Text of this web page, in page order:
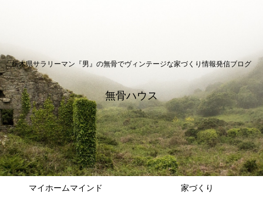
栃木県サラリーマン『男』の無骨でヴィンテージな家づくり情報発信ブログ
無骨ハウス
マイホームマインド 家づくり